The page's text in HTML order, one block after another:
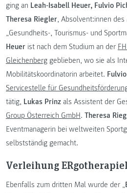
ging an Leah-Isabell Heuer, Fulvio
Theresa Riegler, Absolvent:innen
„Gesundheits-, Tourismus- und
Heuer ist nach dem Studium an der
Gleichenberg geblieben, wo sie als
Mobilitätskoordinatorin arbeitet.
Servicestelle für
tätig, Lukas Prinz als Assistent der
Group Österreich GmbH. Theresa
Eventmanagerin bei weltweiten
selbstständig gemacht.
Verleihung
Ebenfalls zum dritten Mal wurde der „